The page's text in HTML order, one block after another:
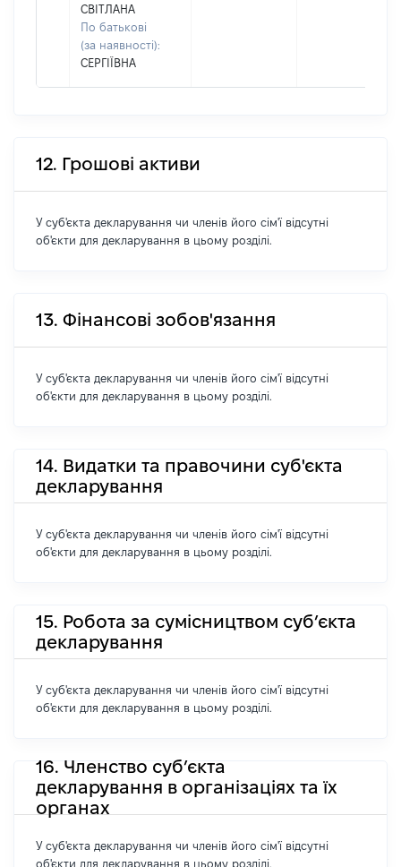
СВІТЛАНА
По батькові
(за наявності):
СЕРГІЇВНА
12. Грошові активи
У суб'єкта декларування чи членів його сім'ї відсутні
об'єкти для декларування в цьому розділі.
13. Фінансові зобов'язання
У суб'єкта декларування чи членів його сім'ї відсутні
об'єкти для декларування в цьому розділі.
14. Видатки та правочини суб'єкта
декларування
У суб'єкта декларування чи членів його сім'ї відсутні
об'єкти для декларування в цьому розділі.
15. Робота за сумісництвом суб’єкта
декларування
У суб'єкта декларування чи членів його сім'ї відсутні
об'єкти для декларування в цьому розділі.
16. Членство суб’єкта
декларування в організаціях та їх
органах
У суб'єкта декларування чи членів його сім'ї відсутні
об'єкти для декларування в цьому розділі.